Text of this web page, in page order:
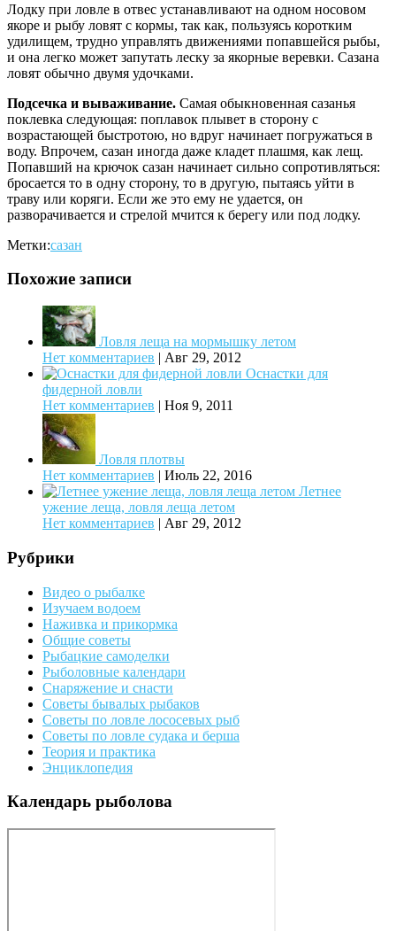
Лодку при ловле в отвес устанав­ливают на одном носовом
якоре и ры­бу ловят с кормы, так как, пользуясь ко­ротким
удилищем, трудно управлять движениями попавшейся рыбы,
и она легко может запутать леску за якорные веревки. Сазана
ловят обычно двумя удочками.
Подсечка и вываживание. Самая обыкновенная сазанья
поклевка сле­дующая: поплавок плывет в сторону с
возрастающей быстротою, но вдруг начинает погружаться в
воду. Впрочем, сазан иногда даже кладет плашмя, как лещ.
Попавший на крючок сазан на­чинает сильно сопротивляться:
броса­ется то в одну сторону, то в другую, пытаясь уйти в
траву или коряги. Если же это ему не удается, он
разворачивает­ся и стрелой мчится к берегу или под лодку.
Метки:сазан
Похожие записи
Ловля леща на мормышку летом
Нет комментариев | Авг 29, 2012
Оснастки для
фидерной ловли
Нет комментариев | Ноя 9, 2011
Ловля плотвы
Нет комментариев | Июль 22, 2016
Летнее
ужение леща, ловля леща летом
Нет комментариев | Авг 29, 2012
Рубрики
Видео о рыбалке
Изучаем водоем
Наживка и прикормка
Общие советы
Рыбацкие самоделки
Рыболовные календари
Снаряжение и снасти
Советы бывалых рыбаков
Советы по ловле лососевых рыб
Советы по ловле судака и берша
Теория и практика
Энциклопедия
Календарь рыболова